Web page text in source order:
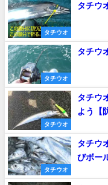
タチウオ
タチウ
タチウオ
タチウ
タチウオ
タチウ
よう【
タチウオ
タチウ
びボー